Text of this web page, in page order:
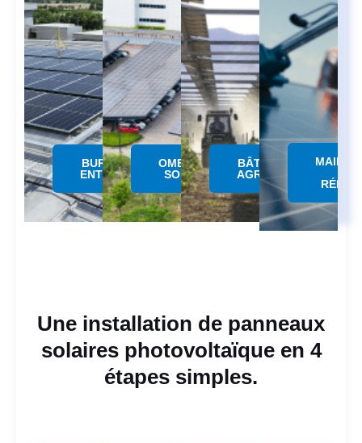
BUREAUX &
ENTREPÔTS
OMBRIERE
SOLAIRE
BÂTIMENTS
AGRICOLES
Une installation de panneaux
solaires photovoltaïque en 4
étapes simples.